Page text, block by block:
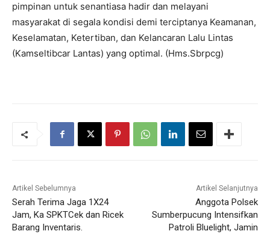
pimpinan untuk senantiasa hadir dan melayani
masyarakat di segala kondisi demi terciptanya Keamanan,
Keselamatan, Ketertiban, dan Kelancaran Lalu Lintas
(Kamseltibcar Lantas) yang optimal. (Hms.Sbrpcg)
Artikel Sebelumnya
Serah Terima Jaga 1X24
Jam, Ka SPKTCek dan Ricek
Barang Inventaris.
Artikel Selanjutnya
Anggota Polsek
Sumberpucung Intensifkan
Patroli Bluelight, Jamin